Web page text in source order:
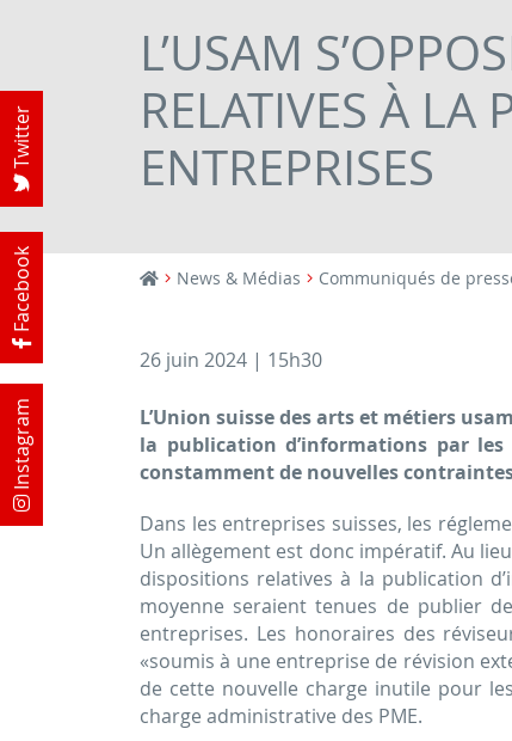
Twitter
Facebook
Instagram
L’USAM
RELATIVES À LA
ENTREPRISES
News & Médias Communiqués de
26 juin 2024 | 15h30
L’Union suisse des arts et métiers
la publication d’informations par
constamment de nouvelles
Dans les entreprises suisses, les
Un allègement est donc impératif. Au
dispositions relatives à la publication
moyenne seraient tenues de publier
entreprises. Les honoraires des
«soumis à une entreprise de révision
de cette nouvelle charge inutile pour
charge administrative des PME.